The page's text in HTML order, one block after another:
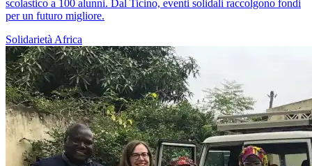
scolastico a 100 alunni. Dal Ticino, eventi solidali raccolgono fondi
per un futuro migliore.
Solidarietà Africa